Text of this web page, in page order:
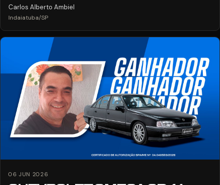
Carlos Alberto Ambiel
Indaiatuba/SP
06 JUN 2026